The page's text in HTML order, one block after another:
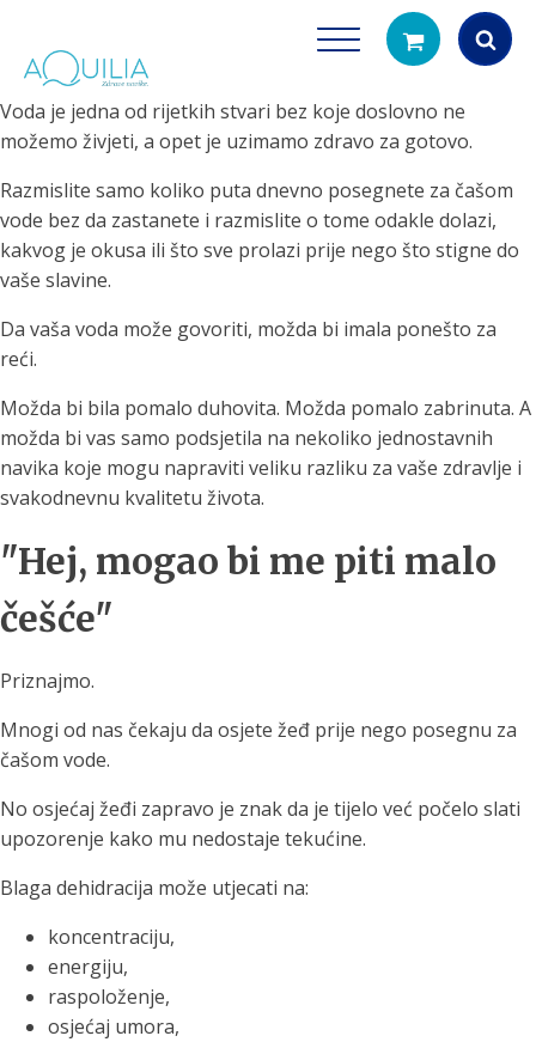
search
Voda je jedna od rijetkih stvari bez koje doslovno ne
možemo živjeti, a opet je uzimamo zdravo za gotovo.
Razmislite samo koliko puta dnevno posegnete za čašom
vode bez da zastanete i razmislite o tome odakle dolazi,
kakvog je okusa ili što sve prolazi prije nego što stigne do
vaše slavine.
Da vaša voda može govoriti, možda bi imala ponešto za
reći.
Možda bi bila pomalo duhovita. Možda pomalo zabrinuta. A
možda bi vas samo podsjetila na nekoliko jednostavnih
navika koje mogu napraviti veliku razliku za vaše zdravlje i
svakodnevnu kvalitetu života.
"Hej, mogao bi me piti malo
češće"
Priznajmo.
Mnogi od nas čekaju da osjete žeđ prije nego posegnu za
čašom vode.
No osjećaj žeđi zapravo je znak da je tijelo već počelo slati
upozorenje kako mu nedostaje tekućine.
Blaga dehidracija može utjecati na:
koncentraciju,
energiju,
raspoloženje,
osjećaj umora,
filtriranje vode za tuširanje
Potpuno prijenosno
čistu vodu za